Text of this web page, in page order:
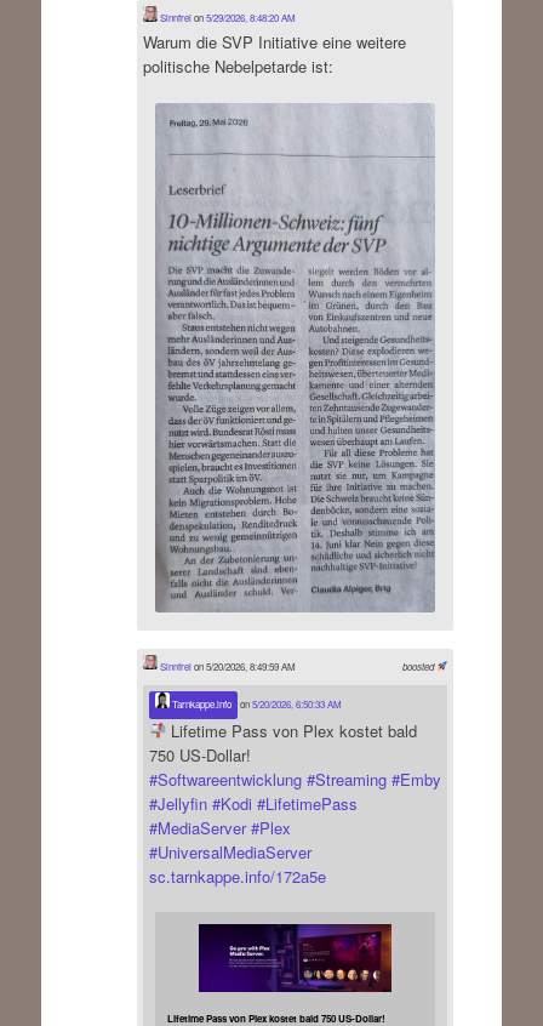
Sinnfreion5/29/2026, 8:48:20 AM
Warum die SVP Initiative eine weitere
politische Nebelpetarde ist:
boosted
Sinnfreion 5/20/2026, 8:49:59 AM
Tarnkappe.info on5/20/2026, 6:50:33 AM
Lifetime Pass von Plex kostet bald
750 US-Dollar!
#Softwareentwicklung #Streaming #Emby
#Jellyfin #Kodi #LifetimePass
#MediaServer #Plex
#UniversalMediaServer
sc.tarnkappe.info/172a5e
Lifetime Pass von Plex kostet bald 750 US-Dollar!